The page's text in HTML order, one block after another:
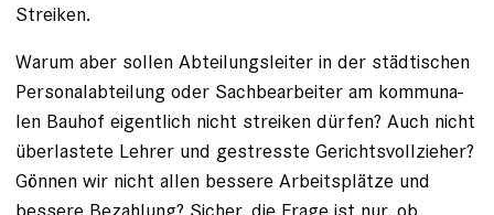
Streiken.
Warum aber sollen Abteilungs­leiter in der städtischen
Personalab­teilung oder Sachbearbeiter am kommuna­
len Bauhof eigentlich nicht streiken ­dürfen? Auch nicht
überlastete ­Lehrer und gestresste Gerichtsvoll­zieher?
Gönnen wir nicht allen bessere ­Ar­beitsplätze und